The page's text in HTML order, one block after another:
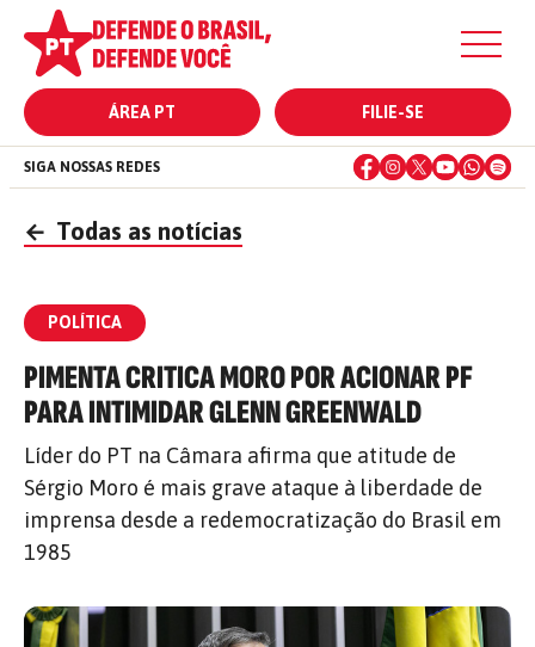
ÁREA PT FILIE-SE
SIGA NOSSAS REDES
← Todas as notícias
POLÍTICA
PIMENTA CRITICA MORO POR ACIONAR PF
PARA INTIMIDAR GLENN GREENWALD
Líder do PT na Câmara afirma que atitude de
Sérgio Moro é mais grave ataque à liberdade de
imprensa desde a redemocratização do Brasil em
1985